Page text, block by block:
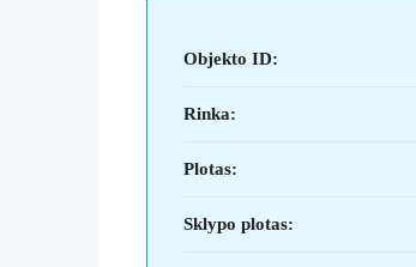
Objekto ID:
Rinka:
Plotas:
Sklypo plotas: